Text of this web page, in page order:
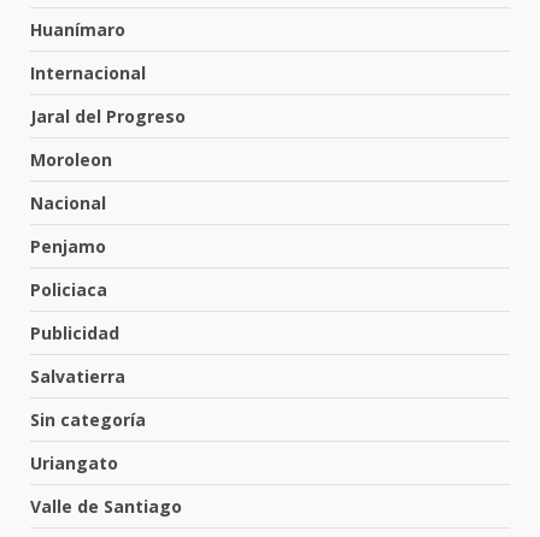
Huanímaro
Internacional
Jaral del Progreso
Moroleon
Nacional
Penjamo
Policiaca
Publicidad
Salvatierra
Sin categoría
Uriangato
Valle de Santiago
5
6
Valle de Santiago refuerza
seguridad con nuevas unidades
7
6 de agosto de 2026
1